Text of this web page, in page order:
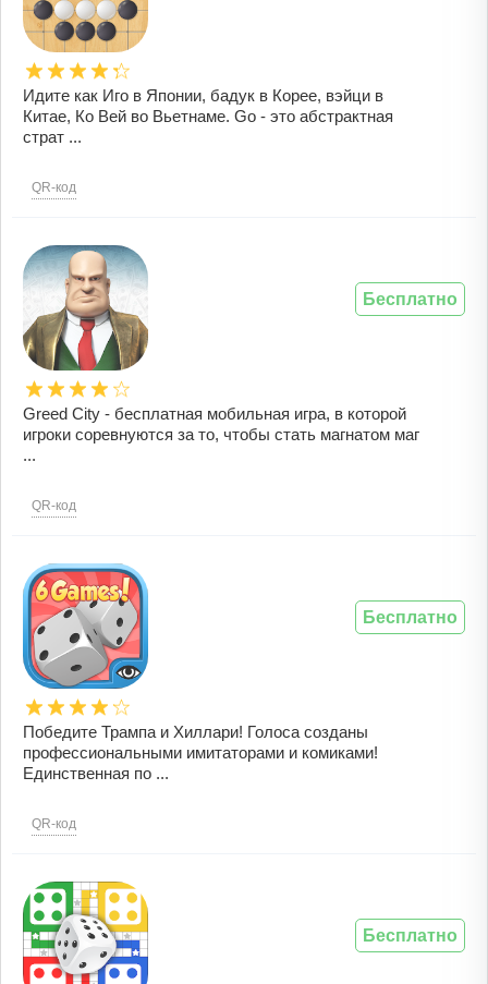
Идите как Иго в Японии, бадук в Корее, вэйци в
Китае, Ко Вей во Вьетнаме. Go - это абстрактная
страт ...
QR-код
Greed City - бесплатная мобильная игра, в которой
игроки соревнуются за то, чтобы стать магнатом маг
...
QR-код
Бесплатно
Победите Трампа и Хиллари! Голоса созданы
профессиональными имитаторами и комиками!
Единственная по ...
QR-код
Бесплатно
Бесплатно